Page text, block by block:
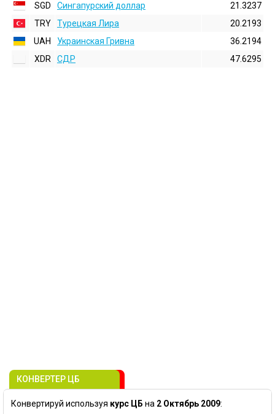
SGD
Сингапурский доллар
21.3237
TRY
Турецкая Лира
20.2193
UAH
Украинская Гривна
36.2194
XDR
СДР 47.6295
КОНВЕРТЕР ЦБ
Конвертируй используя курс ЦБ на 2 Октябрь 2009: